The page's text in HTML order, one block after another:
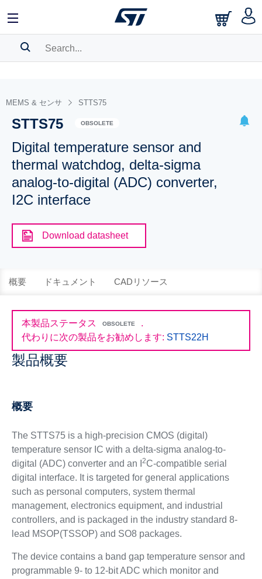
BOOKMARK
Pleaselog in to show your saved searches.
MEMS & センサ STTS75
STTS75 OBSOLETE
Digital temperature sensor and
thermal watchdog, delta-sigma
analog-to-digital (ADC) converter,
I2C interface
Download datasheet
概要 ドキュメント CADリソース
本製品ステータス OBSOLETE
.
代わりに次の製品をお勧めします: STTS22H
製品概要
概要
The STTS75 is a high-precision CMOS (digital)
temperature sensor IC with a delta-sigma analog-to-
digital (ADC) converter and an I
2C-compatible serial
digital interface. It is targeted for general applications
such as personal computers, system thermal
management, electronics equipment, and industrial
controllers, and is packaged in the industry standard 8-
lead MSOP(TSSOP) and SO8 packages.
The device contains a band gap temperature sensor and
programmable 9- to 12-bit ADC which monitor and